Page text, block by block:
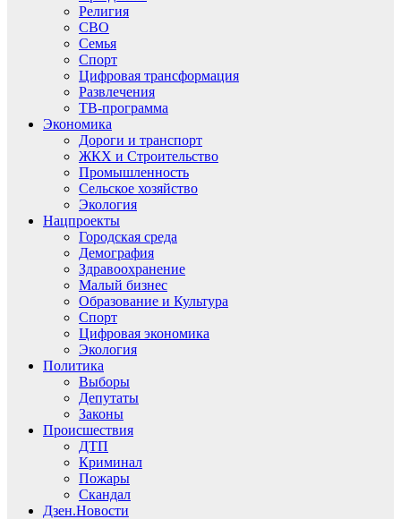
Религия
СВО
Семья
Спорт
Цифровая трансформация
Развлечения
ТВ-программа
Экономика
Дороги и транспорт
ЖКХ и Строительство
Промышленность
Сельское хозяйство
Экология
Нацпроекты
Городская среда
Демография
Здравоохранение
Малый бизнес
Образование и Культура
Спорт
Цифровая экономика
Экология
Политика
Выборы
Депутаты
Законы
Происшествия
ДТП
Криминал
Пожары
Скандал
Дзен.Новости